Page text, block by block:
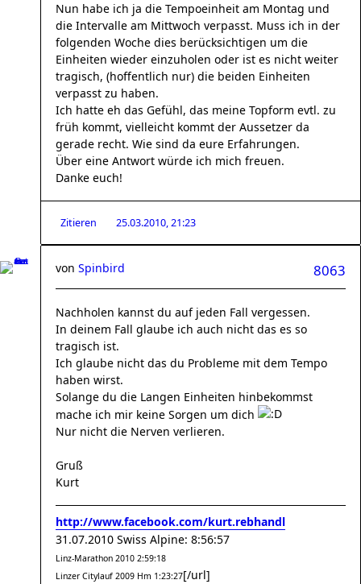
Nun habe ich ja die Tempoeinheit am Montag und
die Intervalle am Mittwoch verpasst. Muss ich in der
folgenden Woche dies berücksichtigen um die
Einheiten wieder einzuholen oder ist es nicht weiter
tragisch, (hoffentlich nur) die beiden Einheiten
verpasst zu haben.
Ich hatte eh das Gefühl, das meine Topform evtl. zu
früh kommt, vielleicht kommt der Aussetzer da
gerade recht. Wie sind da eure Erfahrungen.
Über eine Antwort würde ich mich freuen.
Danke euch!
Zitieren 25.03.2010, 21:23
8063
von Spinbird
Nachholen kannst du auf jeden Fall vergessen.
In deinem Fall glaube ich auch nicht das es so
tragisch ist.
Ich glaube nicht das du Probleme mit dem Tempo
haben wirst.
Solange du die Langen Einheiten hinbekommst
mache ich mir keine Sorgen um dich
Nur nicht die Nerven verlieren.
Gruß
Kurt
http://www.facebook.com/kurt.rebhandl
31.07.2010 Swiss Alpine: 8:56:57
Linz-Marathon 2010 2:59:18
Linzer Citylauf 2009 Hm 1:23:27[/url]